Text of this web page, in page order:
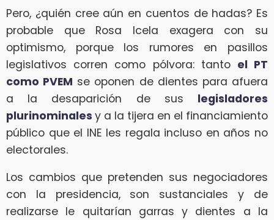
Pero, ¿quién cree aún en cuentos de hadas? Es
probable que Rosa Icela exagera con su
optimismo, porque los rumores en pasillos
legislativos corren como pólvora: tanto el PT
como PVEM se oponen de dientes para afuera
a la desaparición de sus legisladores
plurinominales y a la tijera en el financiamiento
público que el INE les regala incluso en años no
electorales.
Los cambios que pretenden sus negociadores
con la presidencia, son sustanciales y de
realizarse le quitarían garras y dientes a la